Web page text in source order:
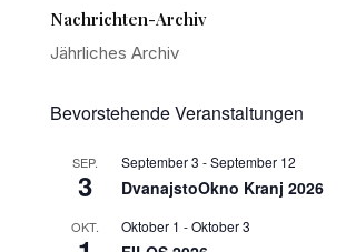
Nachrichten-Archiv
Jährliches Archiv
Bevorstehende Veranstaltungen
SEP.
3
September 3 -September 12
DvanajstoOkno Kranj 2026
OKT. Oktober 1 -Oktober 3